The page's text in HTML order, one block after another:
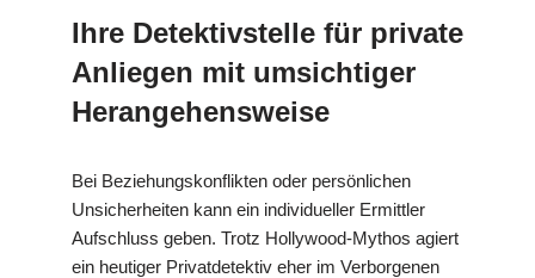
Ihre Detektivstelle für private
Anliegen mit umsichtiger
Herangehensweise
Bei Beziehungskonflikten oder persönlichen
Unsicherheiten kann ein individueller Ermittler
Aufschluss geben. Trotz Hollywood-Mythos agiert
ein heutiger Privatdetektiv eher im Verborgenen